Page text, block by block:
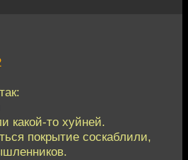
какой-то хуйней.
покрытие соскаблили,